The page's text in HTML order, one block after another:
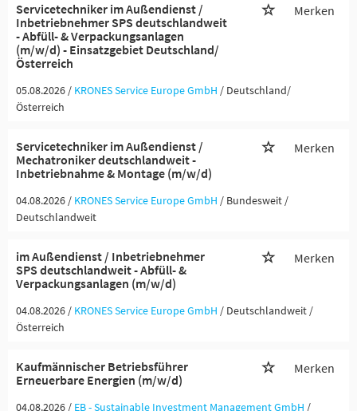
Servicetechniker im Außendienst /
Inbetriebnehmer SPS deutschlandweit
- Abfüll- & Verpackungsanlagen
(m/w/d) - Einsatzgebiet Deutschland/
Österreich
Merken
05.08.2026 / KRONES Service Europe GmbH / Deutschland/
Österreich
Servicetechniker im Außendienst /
Mechatroniker deutschlandweit -
Inbetriebnahme & Montage (m/w/d)
Merken
04.08.2026 / KRONES Service Europe GmbH / Bundesweit /
Deutschlandweit
im Außendienst / Inbetriebnehmer
SPS deutschlandweit - Abfüll- &
Verpackungsanlagen (m/w/d)
Merken
04.08.2026 / KRONES Service Europe GmbH / Deutschlandweit /
Österreich
Kaufmännischer Betriebsführer
Erneuerbare Energien (m/w/d)
Merken
04.08.2026 / EB - Sustainable Investment Management GmbH /